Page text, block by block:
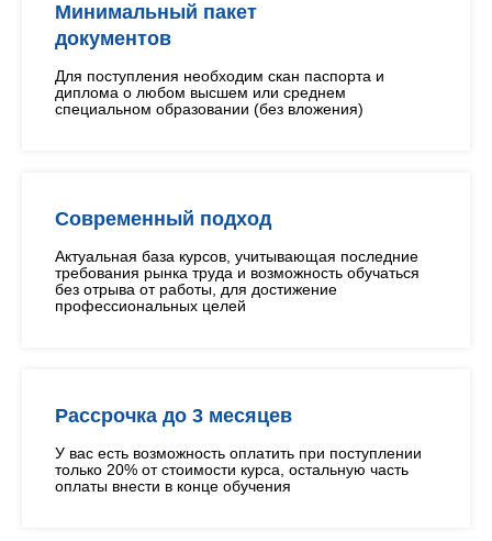
Минимальный пакет
документов
Для поступления необходим скан паспорта и
диплома о любом высшем или среднем
специальном образовании (без вложения)
Современный подход
Актуальная база курсов, учитывающая последние
требования рынка труда и возможность обучаться
без отрыва от работы, для достижение
профессиональных целей
Рассрочка до 3 месяцев
У вас есть возможность оплатить при поступлении
только 20% от стоимости курса, остальную часть
оплаты внести в конце обучения